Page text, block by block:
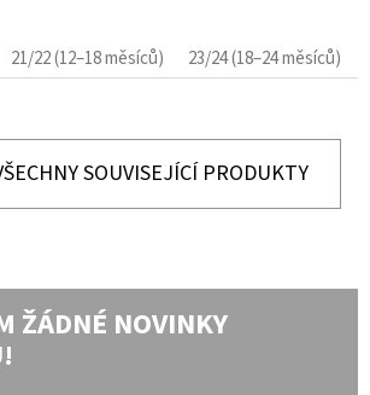
21/22 (12–18 měsíců) 23/24 (18–24 měsíců)
SOUVISEJÍCÍ PRODUKTY
ŽÁDNÉ NOVINKY